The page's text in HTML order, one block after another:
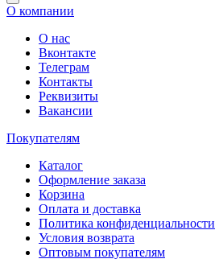
О компании
О нас
Вконтакте
Телеграм
Контакты
Реквизиты
Вакансии
Покупателям
Каталог
Оформление заказа
Корзина
Оплата и доставка
Политика конфиденциальности
Условия возврата
Оптовым покупателям